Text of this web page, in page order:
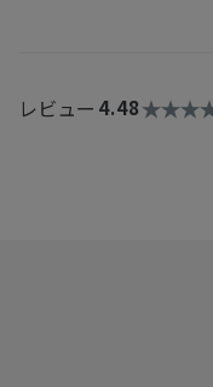
レビュー 4.48